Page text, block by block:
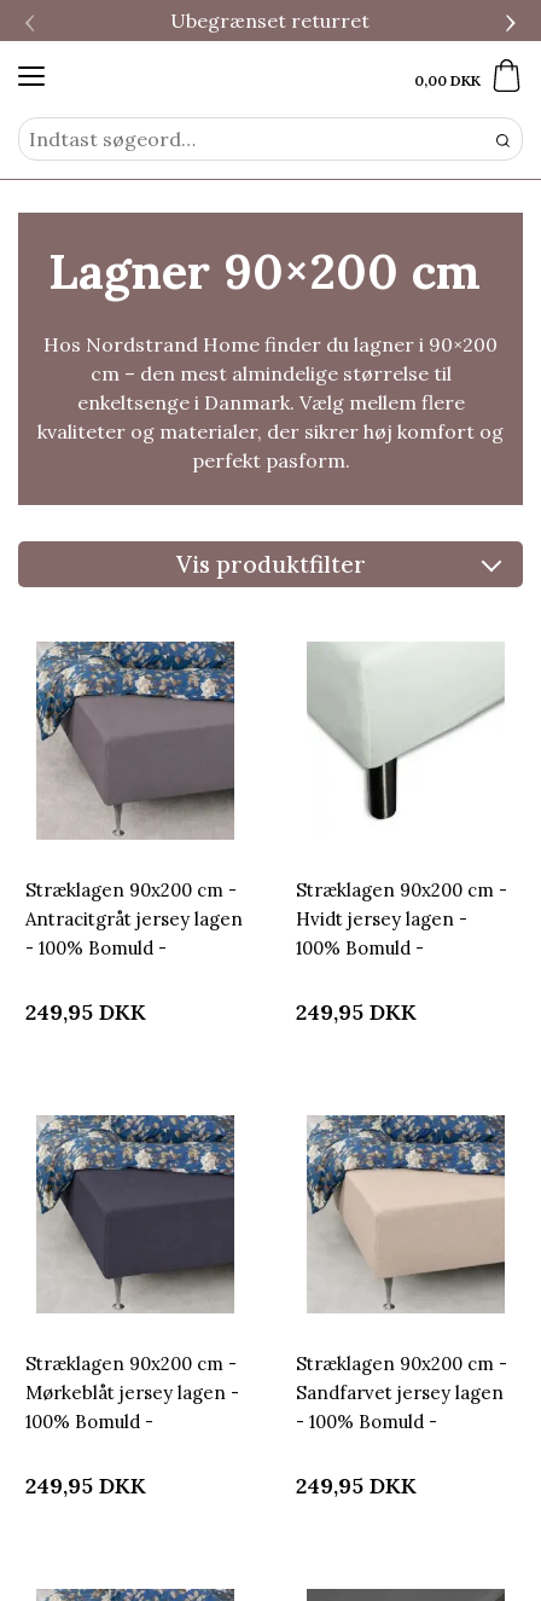
Ubegrænset returret
‹ ›
0,00 DKK
Lagner 90×200 cm
Hos Nordstrand Home finder du lagner i 90×200
cm – den mest almindelige størrelse til
enkeltsenge i Danmark. Vælg mellem flere
kvaliteter og materialer, der sikrer høj komfort og
perfekt pasform.
Vis produktfilter
Stræklagen 90x200 cm -
Antracitgråt jersey lagen
- 100% Bomuld -
249,95 DKK
Stræklagen 90x200 cm -
Hvidt jersey lagen -
100% Bomuld -
249,95 DKK
Stræklagen 90x200 cm -
Mørkeblåt jersey lagen -
100% Bomuld -
249,95 DKK
Stræklagen 90x200 cm -
Sandfarvet jersey lagen
- 100% Bomuld -
249,95 DKK